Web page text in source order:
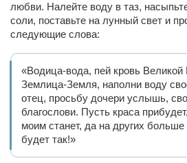
любви. Налейте воду в таз,
соли, поставьте на лунный свет и
следующие слова:
«Водица-вода, пей кровь Великой
Землица-Земля, наполни воду
отец, просьбу дочери услышь,
благослови. Пусть краса
моим станет, да на других больше
будет так!»